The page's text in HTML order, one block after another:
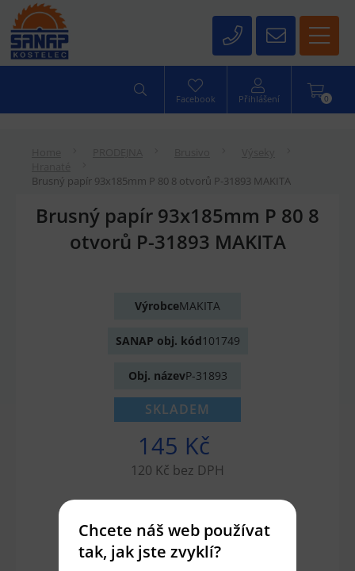
0
Facebook Přihlášení
Brusný papír 93x185mm P 80 8 otvorů P-31893 MAKITA
Brusný papír 93x185mm P 80 8
otvorů P-31893 MAKITA
VýrobceMAKITA
SANAP obj. kód101749
Obj. názevP-31893
SKLADEM
145 Kč
120 Kč bez DPH
Množství:
Přidat do košíku
Chcete náš web používat
tak, jak jste zvyklí?